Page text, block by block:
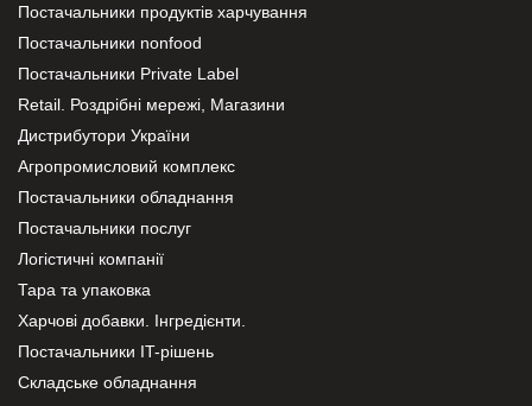
Постачальники продуктів харчування
Постачальники nonfood
Постачальники Private Label
Retail. Роздрібні мережі, Магазини
Дистрибутори України
Агропромисловий комплекс
Постачальники обладнання
Постачальники послуг
Логістичні компанії
Тара та упаковка
Харчові добавки. Інгредієнти.
Постачальники IT-рішень
Складське обладнання